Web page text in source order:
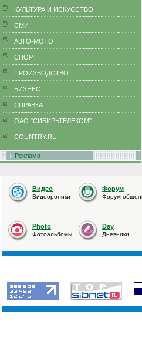
КУЛЬТУРА И ИСКУССТВО
СМИ
АВТО-МОТО
СПОРТ
ПРОИЗВОДСТВО
БИЗНЕС
CПРАВКА
ОАО "СИБИРЬТЕЛЕКОМ"
COUNTRY.RU
Реклама
Видео
Видеоролики
Форум
Форум
Photo
Фотоальбомы
Day
Дневники